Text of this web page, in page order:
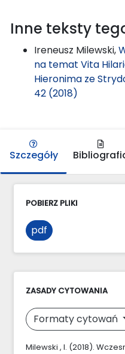
Inne teksty
Ireneusz Milewski,
na temat Vita
Hieronima ze
42 (2018)
Szczegóły
POBIERZ PLIKI
pdf
ZASADY CYTOWANIA
Formaty cytowań
Milewski , I. (2018).